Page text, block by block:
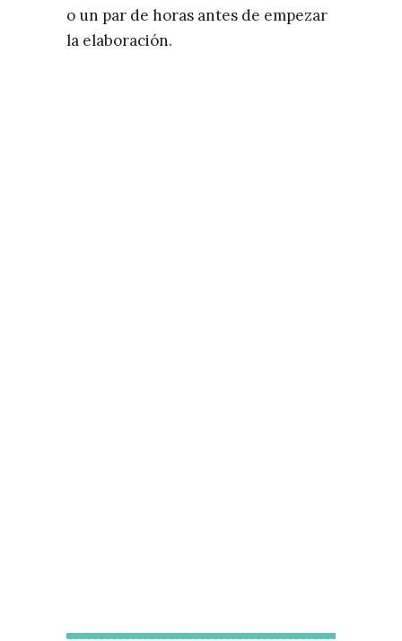
o un par de horas antes de empezar
la elaboración.